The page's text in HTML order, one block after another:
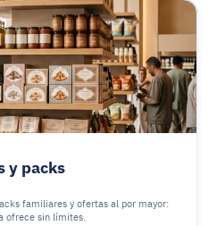
y packs
familiares y ofertas al por mayor:
ofrece sin límites.